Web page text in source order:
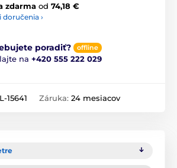
zdarma od 74,18 €
doručenia ›
poradiť? offline
na +420 555 222 029
15641 Záruka: 24 mesiacov